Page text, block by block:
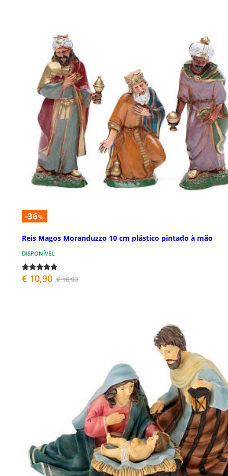
-36%
Reis Magos Moranduzzo 10 cm plástico pintado à mão
DISPONÍVEL
€ 10,90 € 16,99